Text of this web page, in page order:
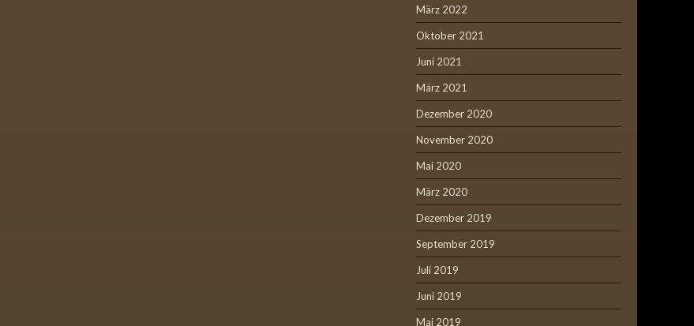
März 2022
Oktober 2021
Juni 2021
März 2021
Dezember 2020
November 2020
Mai 2020
März 2020
Dezember 2019
September 2019
Juli 2019
Juni 2019
Mai 2019